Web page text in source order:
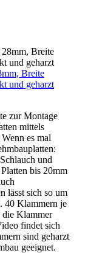
Breite
und geharzt
zur Montage
mittels
es mal
und
bis 20mm
lässt sich so um
40 Klammern je
die Klammer
findet sich
sind geharzt
geeignet.